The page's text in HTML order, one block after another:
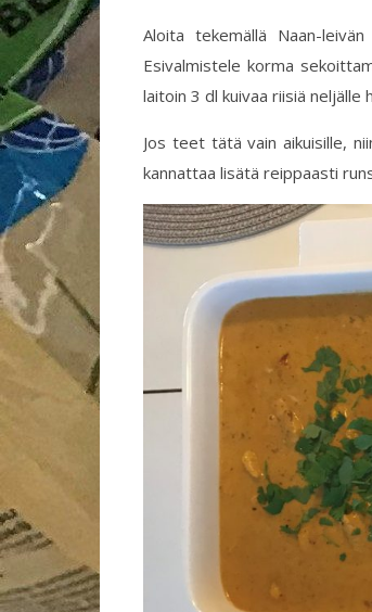
Aloita tekemällä Naan-
Esivalmistele korma
laitoin 3 dl kuivaa riisiä neljälle
Jos teet tätä vain aikuisille,
kannattaa lisätä reippaasti